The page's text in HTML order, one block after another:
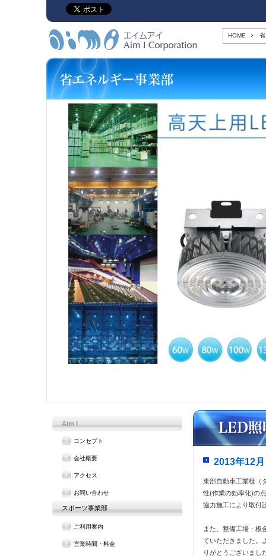
HOME
2013年12
東部自動車工業様（
性(作業の効率化)の
協力施工により取付
また、整備工場・板
ていただきました。
りがとうございまし
Aim I
コンセプト
会社概要
アクセス
お問い合わせ
スポーツ事業部
ご利用案内
営業時間・料金